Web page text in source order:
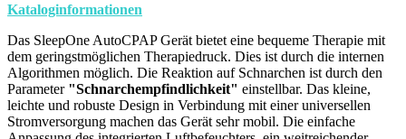
Kataloginformationen
Das SleepOne AutoCPAP Gerät bietet eine bequeme Therapie mit
dem geringstmöglichen Therapiedruck. Dies ist durch die internen
Algorithmen möglich. Die Reaktion auf Schnarchen ist durch den
Parameter "Schnarchempfindlichkeit" einstellbar. Das kleine,
leichte und robuste Design in Verbindung mit einer universellen
Stromversorgung machen das Gerät sehr mobil. Die einfache